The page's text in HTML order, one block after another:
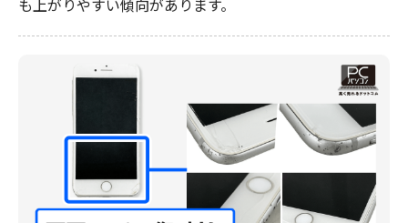
も上がりやすい傾向があります。